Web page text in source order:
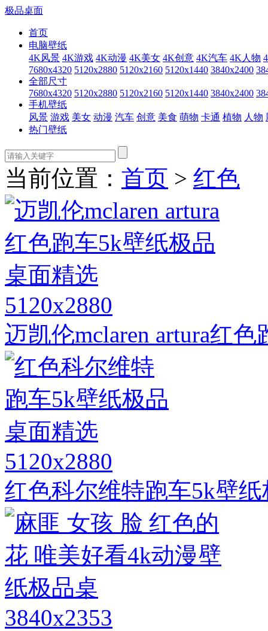
极品桌面
首页
电脑壁纸
4K风景 4K游戏 4K动漫 4K美女 4K创意 4K汽车 4K人物
7680x4320 5120x2880 5120x2160 5120x1440 3840x2400
全部尺寸
7680x4320 5120x2880 5120x2160 5120x1440 3840x2400
手机壁纸
风景 游戏 美女 动漫 汽车 创意 美食 萌物 卡通 植物 人物
热门壁纸
当前位置： 首页 > 红色
5120x2880
迈凯伦mclaren artura红
5120x2880
红色科尔维特跑车5k壁
3840x2353